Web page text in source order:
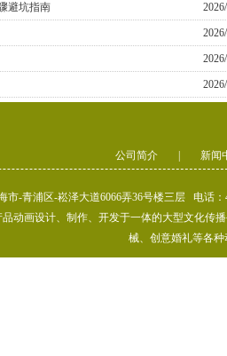
避坑指南
公司简介 新闻
市-青浦区-崧泽大道6066弄36号楼三层 电话
动画设计、制作、开发于一体的大型文化传
械、创意婚礼等各